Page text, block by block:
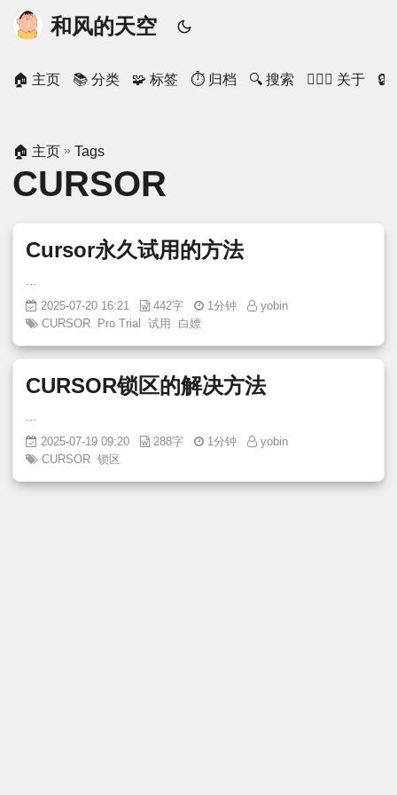
和风的天空
🏠 主页 📚 分类 🧩 标签 ⏱ 归档 🔍 搜索 🙋🏻‍♂️ 关于 🔒
🏠 主页 » Tags
CURSOR
Cursor永久试用的方法
2025-07-20 16:21 442字 1分钟
yobin
CURSOR
Pro Trial 试用 白嫖
CURSOR锁区的解决方法
2025-07-19 09:20 288字 1分钟
yobin
CURSOR 锁区